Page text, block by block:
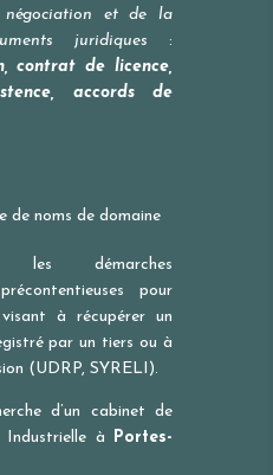
négociation et de la
juridiques :
contrat de licence,
accords de
de noms de domaine
les démarches
pour
à récupérer un
par un tiers ou à
(UDRP, SYRELI).
d’un cabinet de
Industrielle à Portes-